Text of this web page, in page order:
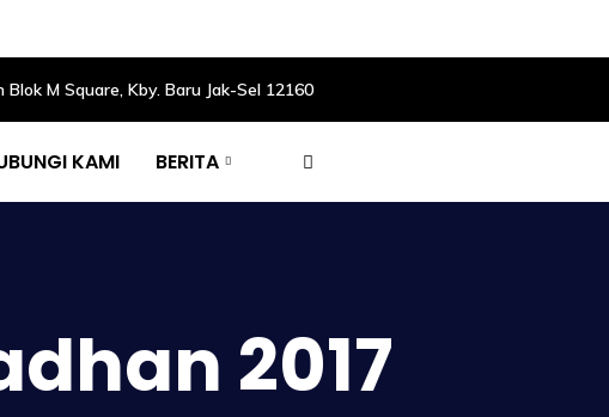
Blok M Square, Kby. Baru Jak-Sel 12160
KAMI BERITA
2017